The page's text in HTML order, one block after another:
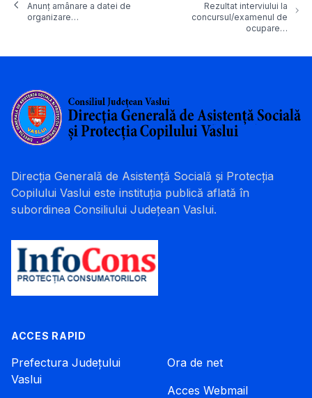
Anunț amânare a datei de
organizare…
Rezultat interviului la
concursul/examenul de
ocupare…
Direcția Generală de Asistență Socială și Protecția
Copilului Vaslui este instituția publică aflată în
subordinea Consiliului Județean Vaslui.
ACCES RAPID
Prefectura Județului
Vaslui
Ora de net
Acces Webmail